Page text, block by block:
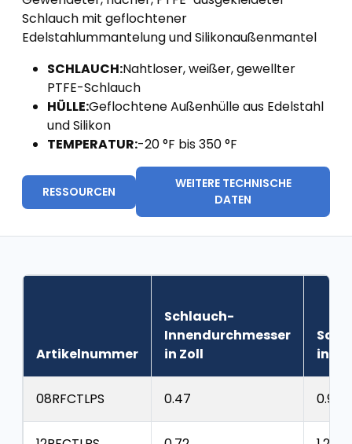
Schlauch mit geflochtener
Edelstahlummantelung und Silikonaußenmantel
SCHLAUCH:Nahtloser, weißer, gewellter
PTFE-Schlauch
HÜLLE:Geflochtene Außenhülle aus Edelstahl
und Silikon
TEMPERATUR:-20 °F bis 350 °F
RESSOURCEN
WEITERE TECHNISCHE
DATEN
Artikelnummer
Schlauch-
Innendurchmesser
in Zoll
in
08RFCTLPS 0.47 0.94